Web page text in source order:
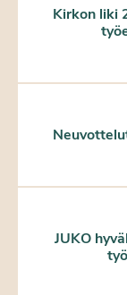
Kirkon liki
JUKO